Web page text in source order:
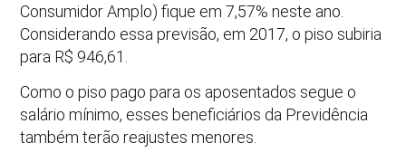
Consumidor Amplo) fique em 7,57% neste ano.
Considerando essa previsão, em 2017, o piso subiria
para R$ 946,61.
Como o piso pago para os aposentados segue o
salário mínimo, esses beneficiários da Previdência
também terão reajustes menores.